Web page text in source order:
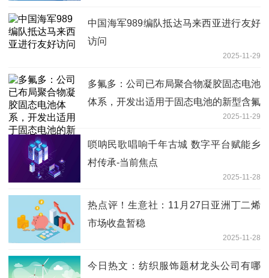
中国海军989编队抵达马来西亚进行友好
访问
2025-11-29
多氟多：公司已布局聚合物凝胶固态电池
体系，开发出适用于固态电池的新型含氟
2025-11-29
唢呐民歌唱响千年古城 数字平台赋能乡
村传承-当前焦点
2025-11-28
热点评！生意社：11月27日亚洲丁二烯
市场收盘暂稳
2025-11-28
今日热文：纺织服饰题材龙头公司有哪